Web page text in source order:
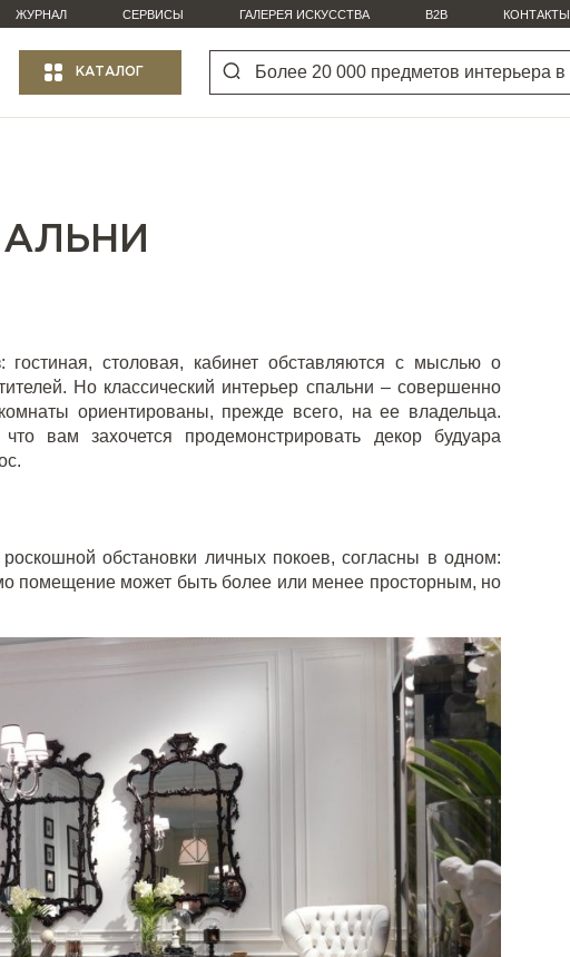
ЖУРНАЛ СЕРВИСЫ ГАЛЕРЕЯ ИСКУССТВА B2B КОНТАКТЫ
КАТАЛОГ
гостиная, столовая, кабинет обставляются с мыслью о
Но классический интерьер спальни – совершенно
ориентированы, прежде всего, на ее владельца.
вам захочется продемонстрировать декор будуара
обстановки личных покоев, согласны в одном:
помещение может быть более или менее просторным, но